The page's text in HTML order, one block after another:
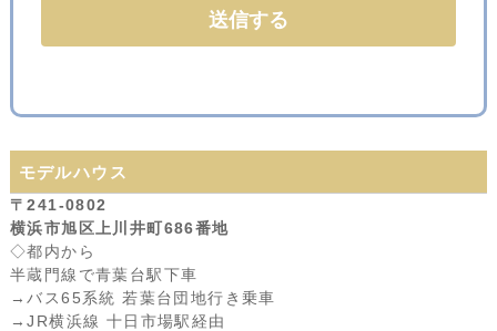
モデルハウス
〒241-0802
横浜市旭区上川井町686番地
◇都内から
半蔵門線で青葉台駅下車
→バス65系統 若葉台団地行き乗車
→JR横浜線 十日市場駅経由